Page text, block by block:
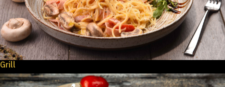
Grill